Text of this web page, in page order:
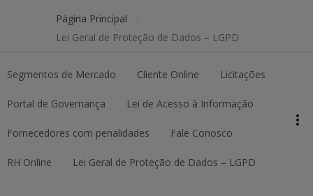
Página Principal
Lei Geral de Proteção de Dados – LGPD
Segmentos de Mercado Cliente Online Licitações
Portal de Governança Lei de Acesso à Informação
Fornecedores com penalidades Fale Conosco
RH Online Lei Geral de Proteção de Dados – LGPD
more_vert